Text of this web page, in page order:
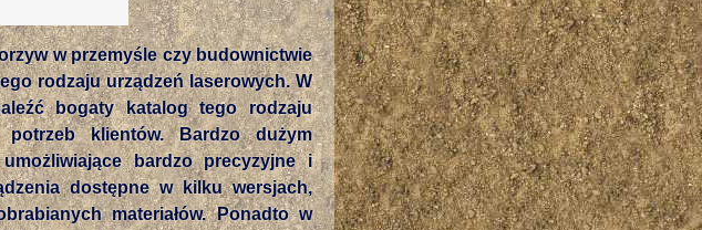
w przemyśle czy budownictwie
rodzaju urządzeń laserowych. W
bogaty katalog tego rodzaju
potrzeb klientów. Bardzo dużym
bardzo precyzyjne i
dostępne w kilku wersjach,
materiałów. Ponadto w